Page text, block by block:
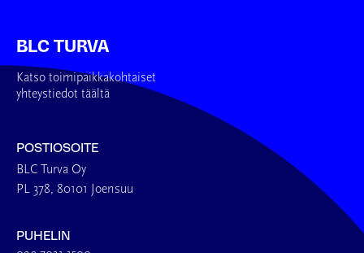
BLC TURVA
Katso toimipaikkakohtaiset
yhteystiedot täältä
POSTIOSOITE
BLC Turva Oy
PL 378, 80101 Joensuu
PUHELIN